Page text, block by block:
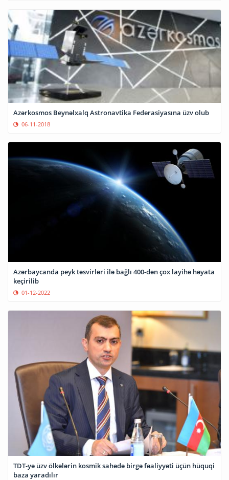
Azərkosmos Beynəlxalq Astronavtika Federasiyasına üzv olub
06-11-2018
Azərbaycanda peyk təsvirləri ilə bağlı 400-dən çox layihə həyata
keçirilib
01-12-2022
TDT-yə üzv ölkələrin kosmik sahədə birgə fəaliyyəti üçün hüquqi
baza yaradılır